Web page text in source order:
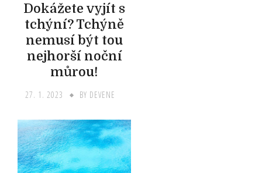
Dokážete vyjít s
tchýní? Tchýně
nemusí být tou
nejhorší noční
můrou!
27. 1. 2023 BY DEVENE